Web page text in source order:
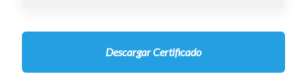
Descargar Certificado